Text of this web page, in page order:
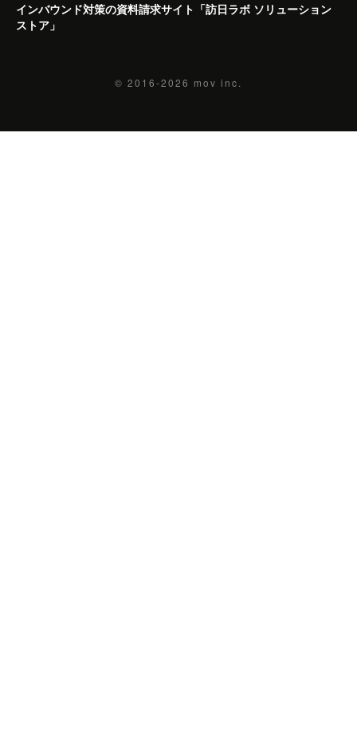
インバウンド対策の資料請求サイト「訪日ラボ ソリューション
ストア」
© 2016-2026 mov inc.